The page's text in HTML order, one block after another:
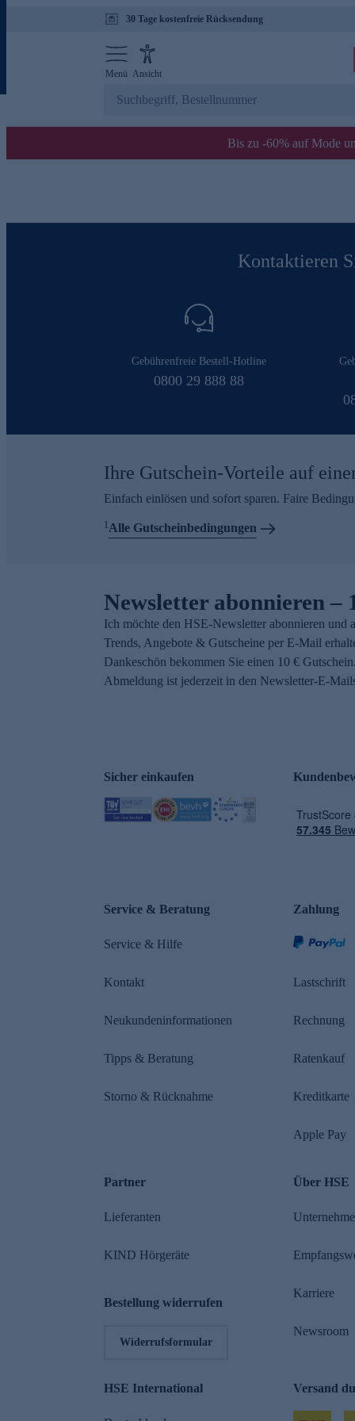
30 Tage kostenfreie Rücksendung
Menü Ansicht
Bis zu -60% auf Mode
Kontaktieren
Gebührenfreie Bestell-Hotline
0800 29 888 88
Ihre Gutschein-Vorteile auf
Einfach einlösen und sofort sparen. Faire
1Alle Gutscheinbedingungen
Newsletter abonnieren –
Ich möchte den HSE-Newsletter abonnieren und
Trends, Angebote & Gutscheine per E-Mail
Dankeschön bekommen Sie einen 10 €
Abmeldung ist jederzeit in den Newsletter-E-
Sicher einkaufen
Service & Beratung
Service & Hilfe
Kontakt
Neukundeninformationen
Tipps & Beratung
Storno & Rücknahme
Zahlung
Lastschrift
Rechnung
Ratenkauf
Kreditkarte
Apple Pay
Partner
Lieferanten
KIND Hörgeräte
Bestellung widerrufen
Widerrufsformular
Über HSE
Karriere
Newsroom
HSE International Versand